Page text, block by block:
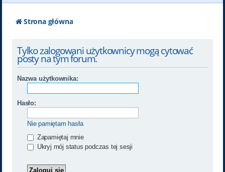
Strona główna
Tylko zalogowani użytkownicy mogą cytować
posty na tym forum.
Nazwa użytkownika:
Hasło:
Nie pamiętam hasła
Zapamiętaj mnie
Ukryj mój status podczas tej sesji